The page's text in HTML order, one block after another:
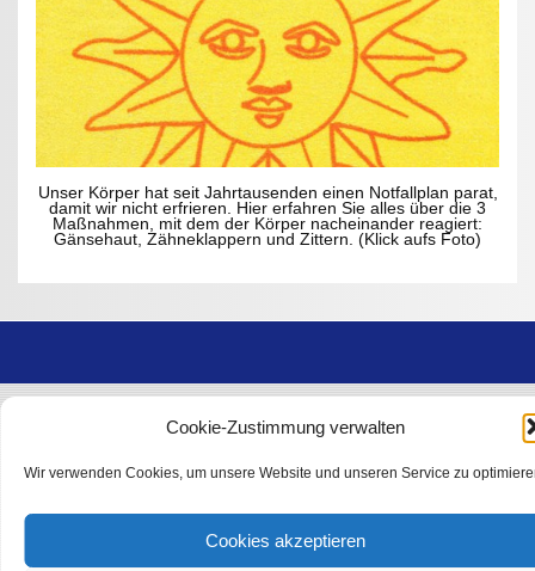
Cookie-Zustimmung verwalten
Wir verwenden Cookies, um unsere Website und unseren Service zu
Cookies akzeptieren
Unser Körper hat seit Jahrtausenden einen Notfallplan parat,
damit wir nicht erfrieren. Hier erfahren Sie alles über die 3
Maßnahmen, mit dem der Körper nacheinander reagiert:
Gänsehaut, Zähneklappern und Zittern. (Klick aufs Foto)